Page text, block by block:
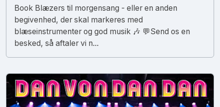
Book Blæzers til morgensang - eller en anden
begivenhed, der skal markeres med
blæseinstrumenter og god musik 🎶 💬Send os en
besked, så aftaler vi n...